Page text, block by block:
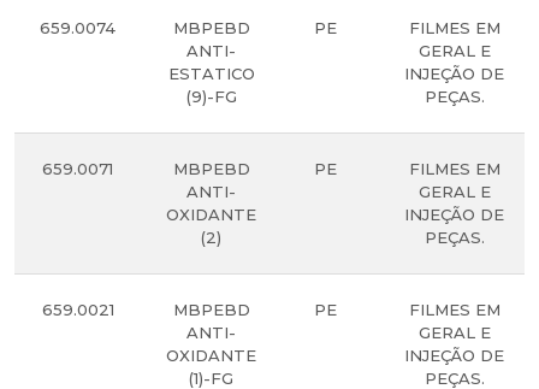
659.0074
MBPEBD
ANTI-
ESTATICO
(9)-FG
PE
FILMES EM
GERAL E
INJEÇÃO DE
PEÇAS.
659.0071
MBPEBD
ANTI-
OXIDANTE
(2)
PE
FILMES EM
GERAL E
INJEÇÃO DE
PEÇAS.
659.0021
MBPEBD
ANTI-
OXIDANTE
(1)-FG
PE
FILMES EM
GERAL E
INJEÇÃO DE
PEÇAS.